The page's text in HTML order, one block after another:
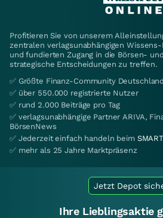
Profitieren Sie von unserem
zentralen verlagsunabhängigen
und fundierten Zugang in die Börsen-
strategische Entscheidungen zu treffen.
✅ Größte Finanz-Community
✅ über 550.000 registrierte Nutzer
✅ rund 2.000 Beiträge pro Tag
✅ verlagsunabhängige Partner ARIVA,
BörsenNews
✅ Jederzeit einfach handeln beim
✅ mehr als 25 Jahre Marktpräsenz
Jetzt Depot
Ihre Lieblingsaktie